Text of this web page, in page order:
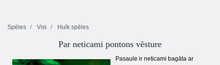
Spēles Visi Hulk spēles
Par neticami pontons vēsture
Pasaule ir neticami bagāta ar